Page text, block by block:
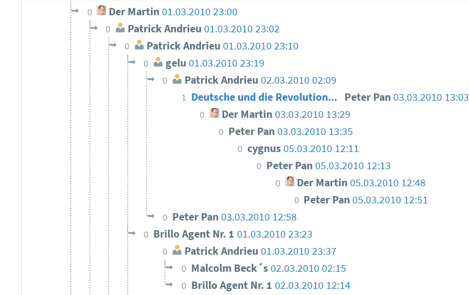
0 Der Martin01.03.2010 23:00
0 Patrick Andrieu 01.03.2010 23:02
0 Patrick Andrieu 01.03.2010 23:10
0 gelu 01.03.2010 23:19
0 Patrick Andrieu 02.03.2010 02:09
1 Deutsche und die Revolution... Peter Pan03.03.2010 13:03
0 Der Martin03.03.2010 13:29
0 Peter Pan03.03.2010 13:35
0 cygnus05.03.2010 12:11
0 Peter Pan05.03.2010 12:13
0 Der Martin 05.03.2010 12:48
0 Peter Pan05.03.2010 12:51
0 Peter Pan03.03.2010 12:58
0 Brillo Agent Nr. 1 01.03.2010 23:23
0 Patrick Andrieu 01.03.2010 23:37
0 Malcolm Beck´s02.03.2010 02:15
0 Brillo Agent Nr. 1 02.03.2010 12:14